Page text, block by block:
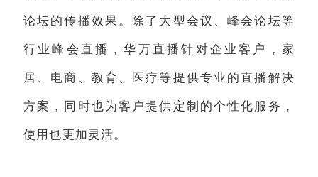
论坛的传播效果。除了大型会议、峰会论坛等
行业峰会直播，华万直播针对企业客户，家
居、电商、教育、医疗等提供专业的直播解决
方案，同时也为客户提供定制的个性化服务，
使用也更加灵活。